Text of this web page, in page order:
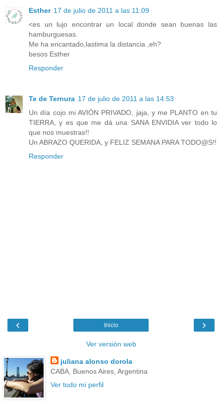
Esther 17 de julio de 2011 a las 11:09
<es un lujo encontrar un local donde sean buenas las
hamburguesas.
Me ha encantado,lastima la distancia ,eh?
besos Esther
Responder
Te de Ternura 17 de julio de 2011 a las 14:53
Un día cojo mi AVIÓN PRIVADO, jaja, y me PLANTO en tu
TIERRA, y es que me dá una SANA ENVIDIA ver todo lo
que nos muestras!!
Un ABRAZO QUERIDA, y FELIZ SEMANA PARA TODO@S!!
Responder
‹ ›
Inicio
Ver versión web
juliana alonso dorola
CABA, Buenos Aires, Argentina
Ver todo mi perfil